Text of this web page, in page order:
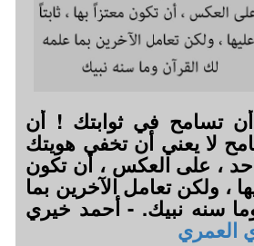
أن تسامح في ثوابتك ! أن
لا يعني أن تخفي هويتك
، على العكس ، أن تكون
، ولكن تعامل الآخرين بما
سنه نبيك. - أحمد خيري
العمري